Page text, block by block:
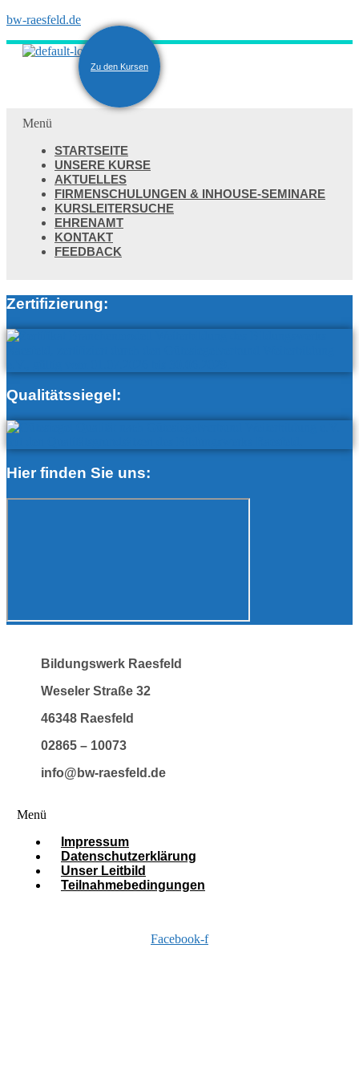
bw-raesfeld.de
Zu den Kursen
Menü
STARTSEITE
UNSERE KURSE
AKTUELLES
FIRMENSCHULUNGEN & INHOUSE-SEMINARE
KURSLEITERSUCHE
EHRENAMT
KONTAKT
FEEDBACK
Zertifizierung:
Qualitätssiegel:
Hier finden Sie uns:
Bildungswerk Raesfeld
Weseler Straße 32
46348 Raesfeld
02865 – 10073
info@bw-raesfeld.de
Menü
Impressum
Datenschutzerklärung
Unser Leitbild
Teilnahmebedingungen
Facebook-f